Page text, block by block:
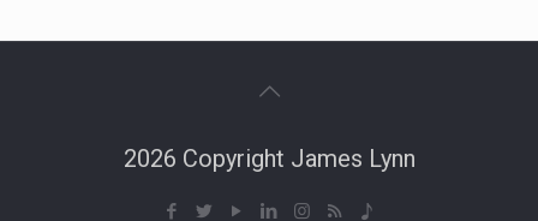
2026 Copyright James Lynn